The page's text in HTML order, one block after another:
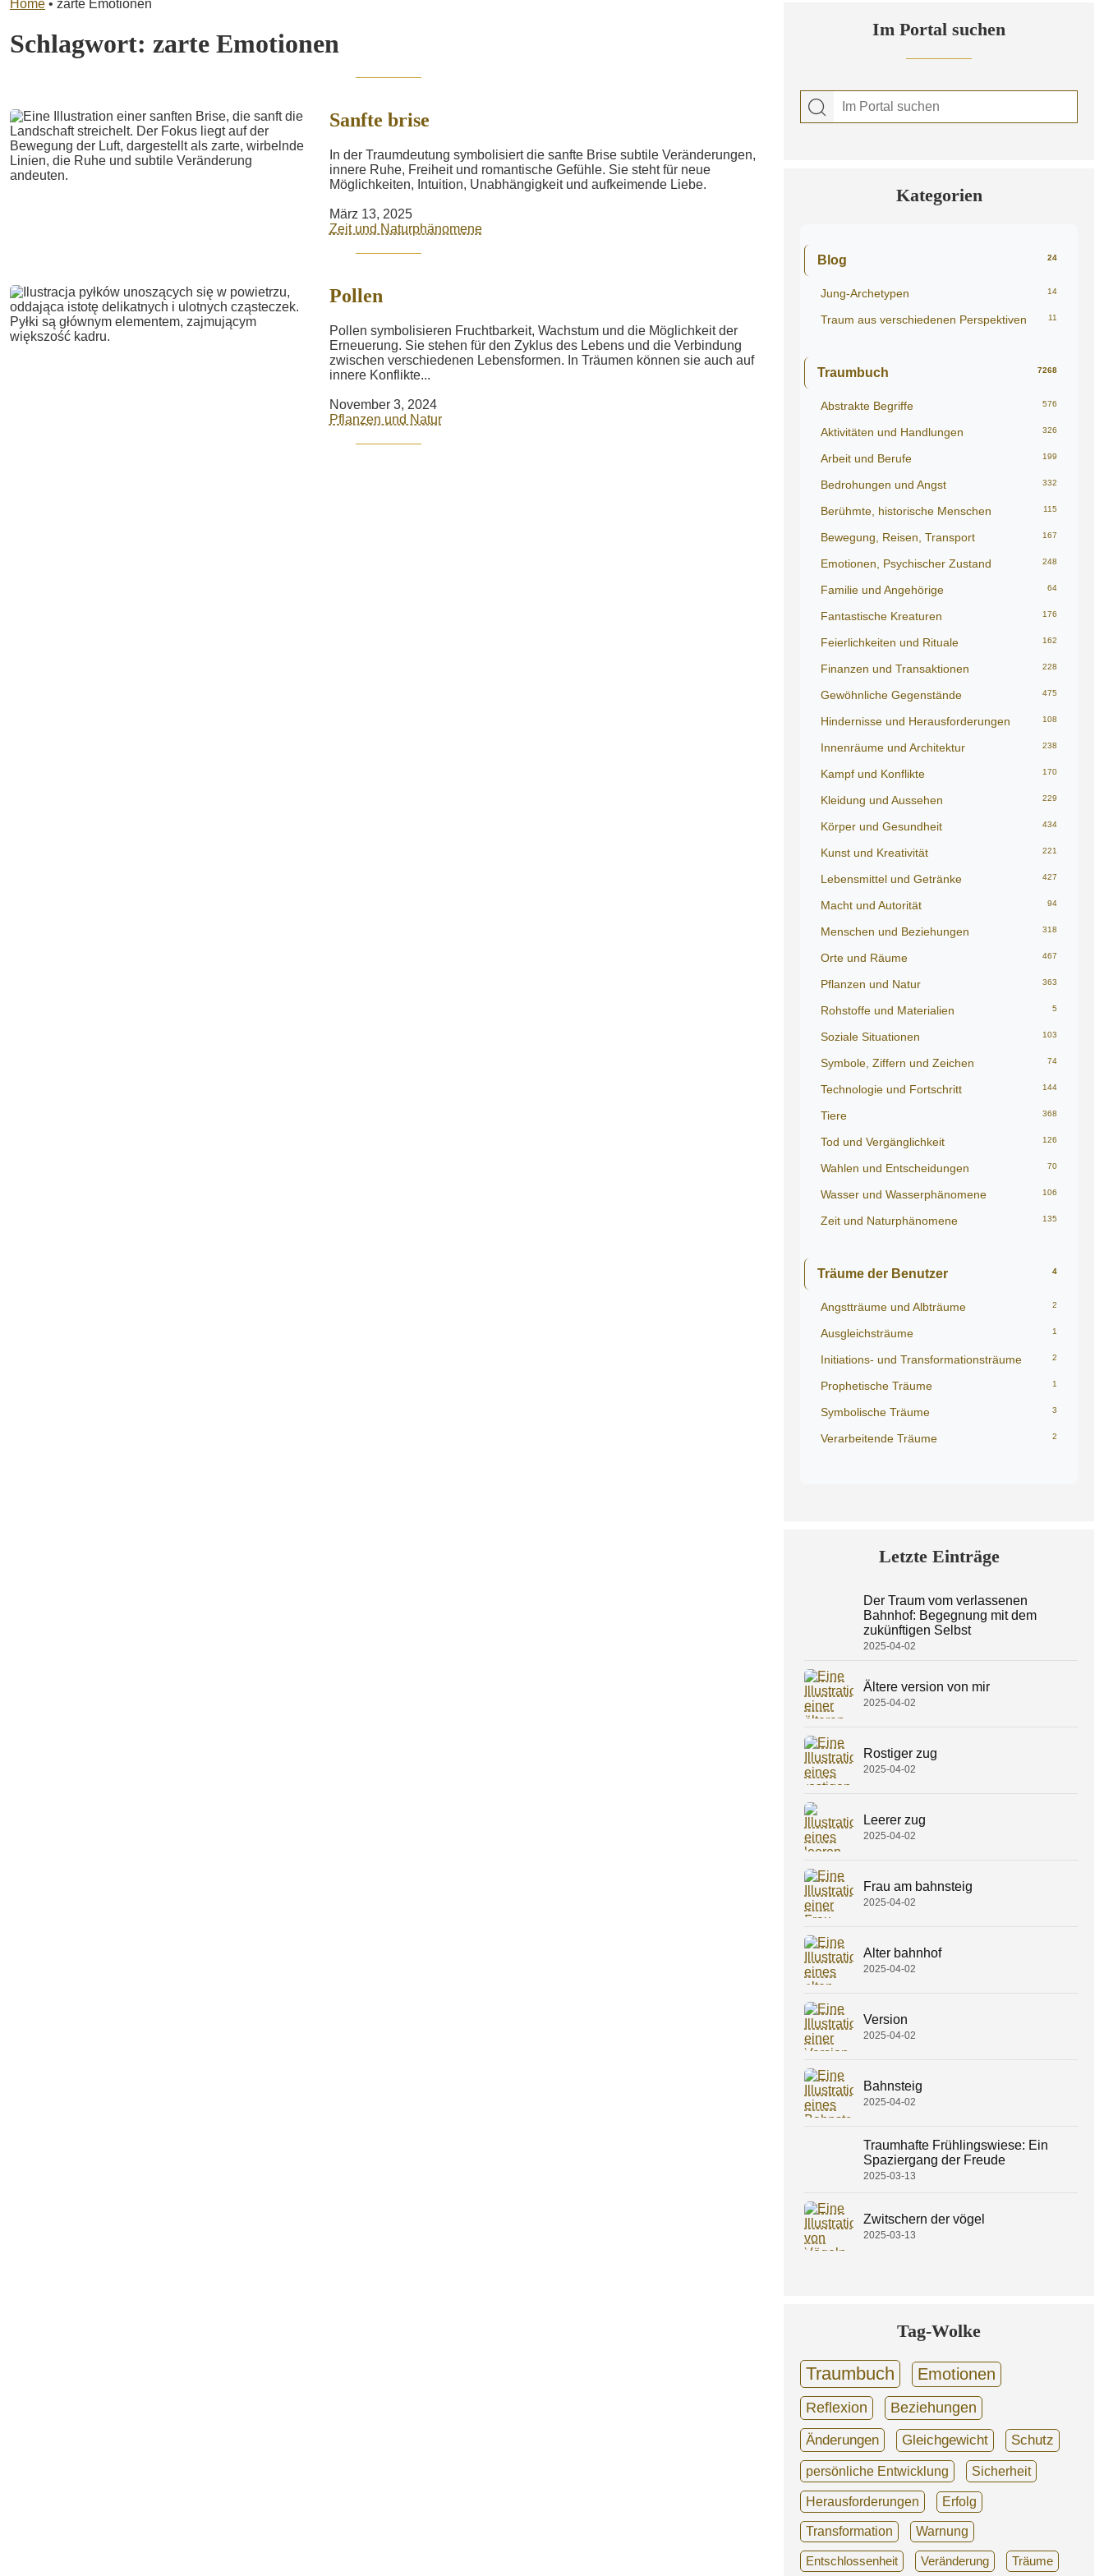
Home • zarte Emotionen
Schlagwort: zarte Emotionen
Sanfte brise
In der Traumdeutung symbolisiert die sanfte Brise subtile Veränderungen,
innere Ruhe, Freiheit und romantische Gefühle. Sie steht für neue
Möglichkeiten, Intuition, Unabhängigkeit und aufkeimende Liebe.
März 13, 2025
Zeit und Naturphänomene
Pollen
Pollen symbolisieren Fruchtbarkeit, Wachstum und die Möglichkeit der
Erneuerung. Sie stehen für den Zyklus des Lebens und die Verbindung
zwischen verschiedenen Lebensformen. In Träumen können sie auch auf
innere Konflikte...
November 3, 2024
Pflanzen und Natur
Im Portal suchen
Kategorien
Blog 24
Jung-Archetypen 14
Traum aus verschiedenen Perspektiven 11
Traumbuch 7268
Abstrakte Begriffe 576
Aktivitäten und Handlungen 326
Arbeit und Berufe 199
Bedrohungen und Angst 332
Berühmte, historische Menschen 115
Bewegung, Reisen, Transport 167
Emotionen, Psychischer Zustand 248
Familie und Angehörige 64
Fantastische Kreaturen 176
Feierlichkeiten und Rituale 162
Finanzen und Transaktionen 228
Gewöhnliche Gegenstände 475
Hindernisse und Herausforderungen 108
Innenräume und Architektur 238
Kampf und Konflikte 170
Kleidung und Aussehen 229
Körper und Gesundheit 434
Kunst und Kreativität 221
Lebensmittel und Getränke 427
Macht und Autorität 94
Menschen und Beziehungen 318
Orte und Räume 467
Pflanzen und Natur 363
Rohstoffe und Materialien 5
Soziale Situationen 103
Symbole, Ziffern und Zeichen 74
Technologie und Fortschritt 144
Tiere 368
Tod und Vergänglichkeit 126
Wahlen und Entscheidungen 70
Wasser und Wasserphänomene 106
Zeit und Naturphänomene 135
Träume der Benutzer 4
Angstträume und Albträume 2
Ausgleichsträume 1
Initiations- und Transformationsträume 2
Prophetische Träume 1
Symbolische Träume 3
Verarbeitende Träume 2
Letzte Einträge
Der Traum vom verlassenen
Bahnhof: Begegnung mit dem
zukünftigen Selbst
2025-04-02
Ältere version von mir
2025-04-02
Rostiger zug
2025-04-02
Leerer zug
2025-04-02
Frau am bahnsteig
2025-04-02
Alter bahnhof
2025-04-02
Version
2025-04-02
Bahnsteig
2025-04-02
Traumhafte Frühlingswiese: Ein
Spaziergang der Freude
2025-03-13
Zwitschern der vögel
2025-03-13
Tag-Wolke
Traumbuch Emotionen
Reflexion
Beziehungen
Änderungen
Gleichgewicht Schutz
persönliche Entwicklung Sicherheit
Herausforderungen Erfolg
Transformation Warnung
Entschlossenheit Veränderung Träume